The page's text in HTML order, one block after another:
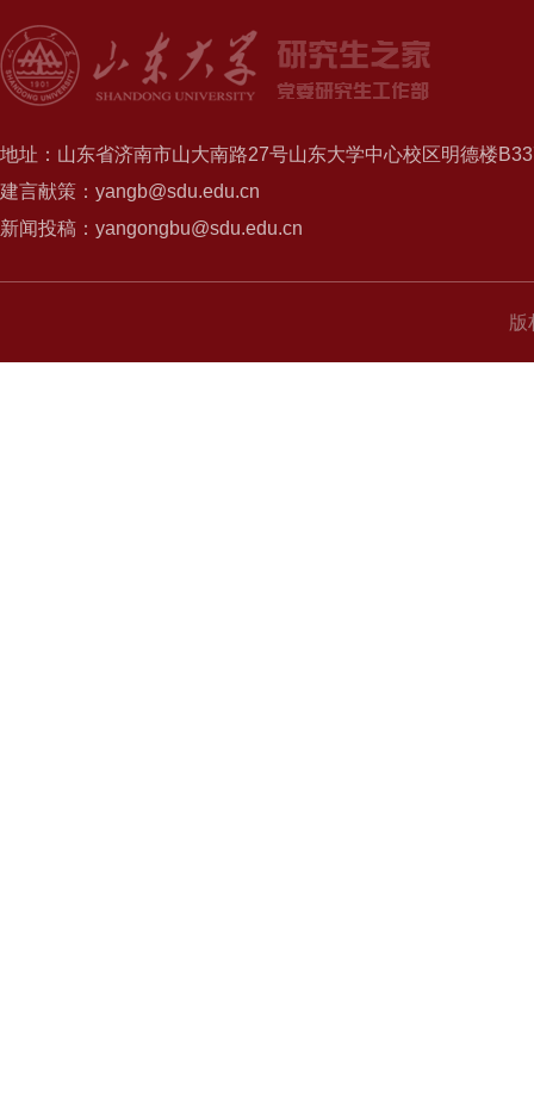
地址：山东省济南市山大南路27号山东大学中心校区明德楼
建言献策：yangb@sdu.edu.cn
新闻投稿：yangongbu@sdu.edu.cn
版